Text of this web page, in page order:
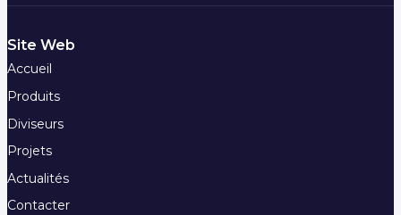
Site Web
Accueil
Produits
Diviseurs
Projets
Actualités
Contacter